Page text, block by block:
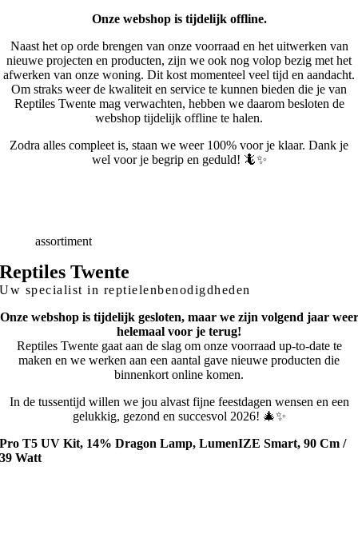
Onze webshop is tijdelijk offline.
Naast het op orde brengen van onze voorraad en het uitwerken van
nieuwe projecten en producten, zijn we ook nog volop bezig met het
afwerken van onze woning. Dit kost momenteel veel tijd en aandacht.
Om straks weer de kwaliteit en service te kunnen bieden die je van
Reptiles Twente mag verwachten, hebben we daarom besloten de
webshop tijdelijk offline te halen.
Zodra alles compleet is, staan we weer 100% voor je klaar. Dank je
wel voor je begrip en geduld! 🦎✨
Breedassortiment
Reptiles Twente
Uw specialist in reptielenbenodigdheden
Onze webshop is tijdelijk gesloten, maar we zijn volgend jaar weer
helemaal voor je terug!
Reptiles Twente gaat aan de slag om onze voorraad up-to-date te
maken en we werken aan een aantal gave nieuwe producten die
binnenkort online komen.
In de tussentijd willen we jou alvast fijne feestdagen wensen en een
gelukkig, gezond en succesvol 2026! 🎄✨
Pro T5 UV Kit, 14% Dragon Lamp, LumenIZE Smart, 90 Cm /
39 Watt